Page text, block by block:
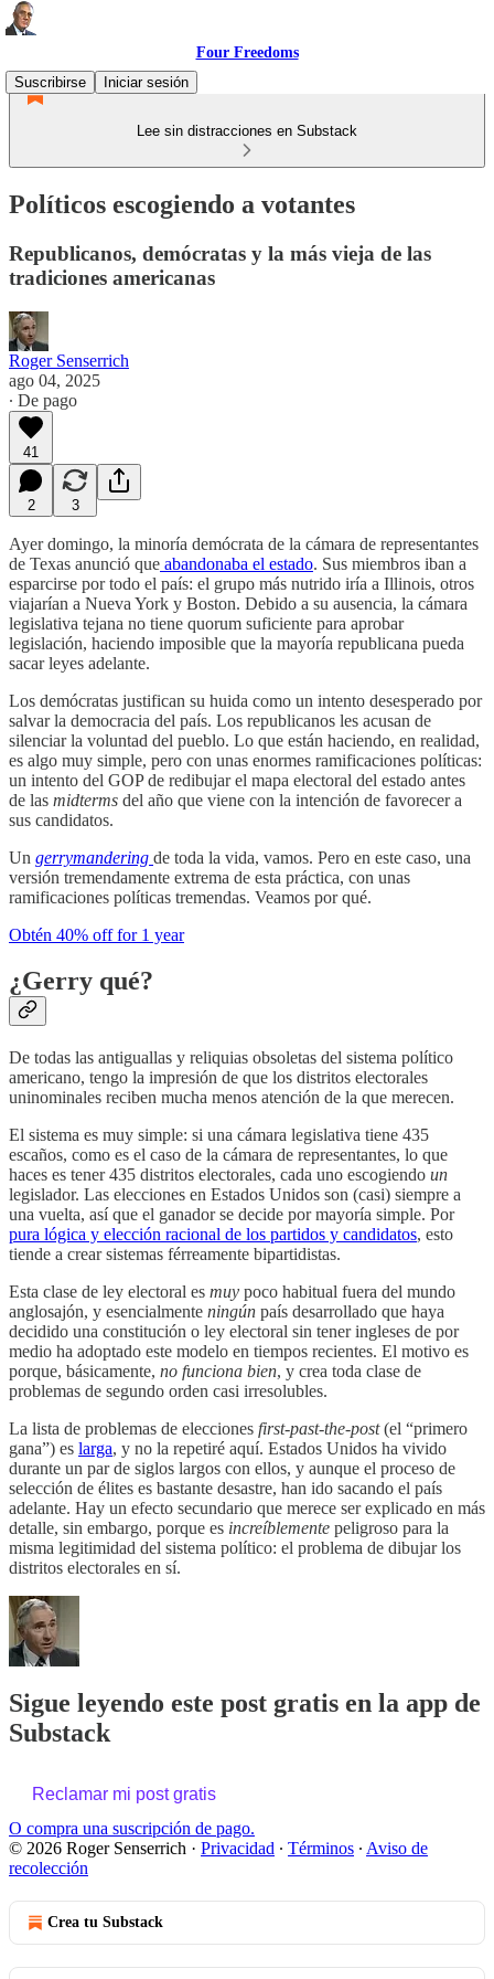
Four Freedoms
Suscribirse
Iniciar sesión
Lee sin distracciones en Substack
Políticos escogiendo a votantes
Republicanos, demócratas y la más vieja de las
tradiciones americanas
Roger Senserrich
ago 04, 2025
∙ De pago
41
2 3
Ayer domingo, la minoría demócrata de la cámara de representantes
de Texas anunció que abandonaba el estado. Sus miembros iban a
esparcirse por todo el país: el grupo más nutrido iría a Illinois, otros
viajarían a Nueva York y Boston. Debido a su ausencia, la cámara
legislativa tejana no tiene quorum suficiente para aprobar
legislación, haciendo imposible que la mayoría republicana pueda
sacar leyes adelante.
Los demócratas justifican su huida como un intento desesperado por
salvar la democracia del país. Los republicanos les acusan de
silenciar la voluntad del pueblo. Lo que están haciendo, en realidad,
es algo muy simple, pero con unas enormes ramificaciones políticas:
un intento del GOP de redibujar el mapa electoral del estado antes
de las midterms del año que viene con la intención de favorecer a
sus candidatos.
Un gerrymandering de toda la vida, vamos. Pero en este caso, una
versión tremendamente extrema de esta práctica, con unas
ramificaciones políticas tremendas. Veamos por qué.
Obtén 40% off for 1 year
¿Gerry qué?
De todas las antiguallas y reliquias obsoletas del sistema político
americano, tengo la impresión de que los distritos electorales
uninominales reciben mucha menos atención de la que merecen.
El sistema es muy simple: si una cámara legislativa tiene 435
escaños, como es el caso de la cámara de representantes, lo que
haces es tener 435 distritos electorales, cada uno escogiendo un
legislador. Las elecciones en Estados Unidos son (casi) siempre a
una vuelta, así que el ganador se decide por mayoría simple. Por
pura lógica y elección racional de los partidos y candidatos, esto
tiende a crear sistemas férreamente bipartidistas.
Esta clase de ley electoral es muy poco habitual fuera del mundo
anglosajón, y esencialmente ningún país desarrollado que haya
decidido una constitución o ley electoral sin tener ingleses de por
medio ha adoptado este modelo en tiempos recientes. El motivo es
porque, básicamente, no funciona bien, y crea toda clase de
problemas de segundo orden casi irresolubles.
La lista de problemas de elecciones first-past-the-post(el “primero
gana”) es larga, y no la repetiré aquí. Estados Unidos ha vivido
durante un par de siglos largos con ellos, y aunque el proceso de
selección de élites es bastante desastre, han ido sacando el país
adelante. Hay un efecto secundario que merece ser explicado en más
detalle, sin embargo, porque es increíblemente peligroso para la
misma legitimidad del sistema político: el problema de dibujar los
distritos electorales en sí.
Sigue leyendo este post gratis en la app de
Substack
Reclamar mi post gratis
O compra una suscripción de pago.
© 2026 Roger Senserrich · Privacidad ∙ Términos ∙ Aviso de
recolección
Crea tu Substack